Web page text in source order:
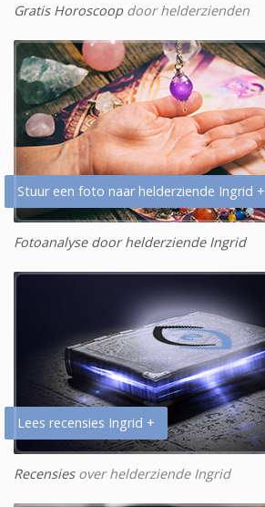
Gratis Horoscoopdoor helderzienden
Stuur een foto naar helderziende Ingrid +
Fotoanalyse door helderziende Ingrid
Lees recensies Ingrid +
Recensiesover helderziende Ingrid